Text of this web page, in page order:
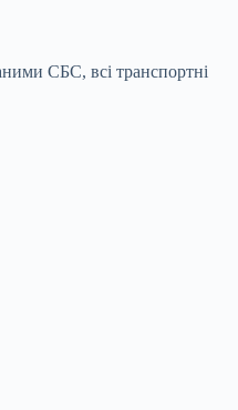
СБС, всі транспортні